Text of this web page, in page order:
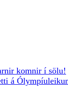
komnir í sölu!
á